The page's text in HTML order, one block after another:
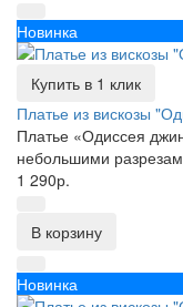
Новинка
Купить в 1 клик
Платье из вискозы
Платье «Одиссея
небольшими
1 290р.
В корзину
Новинка